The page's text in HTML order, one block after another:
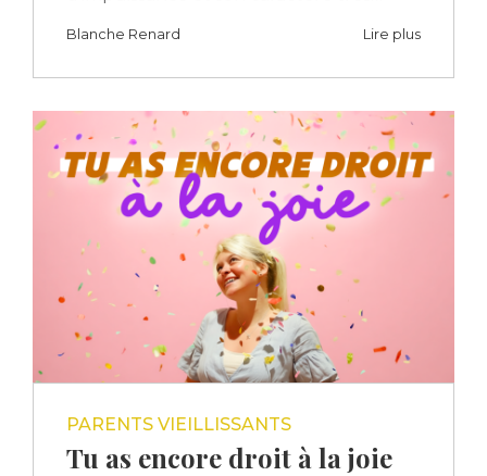
Blanche Renard Lire plus
PARENTS VIEILLISSANTS
Tu as encore droit à la joie